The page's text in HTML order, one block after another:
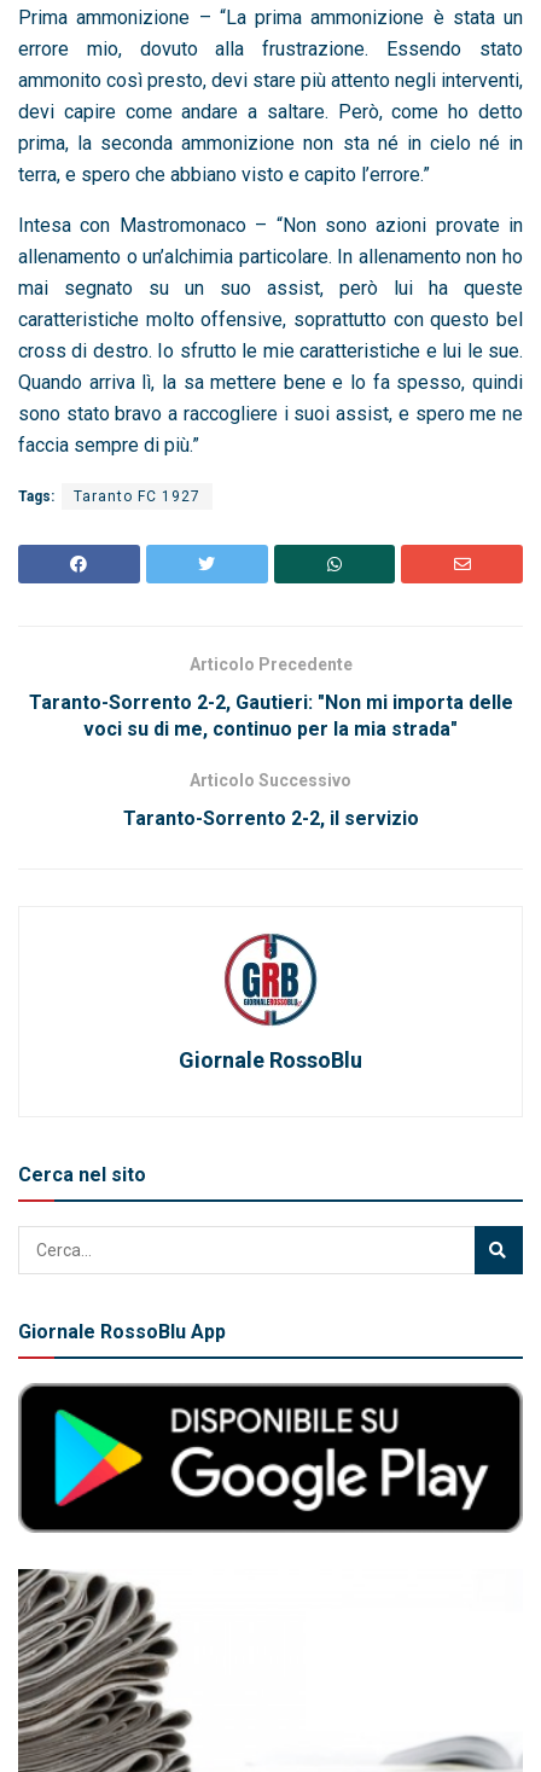
Prima ammonizione – “La prima ammonizione è stata un
errore mio, dovuto alla frustrazione. Essendo stato
ammonito così presto, devi stare più attento negli interventi,
devi capire come andare a saltare. Però, come ho detto
prima, la seconda ammonizione non sta né in cielo né in
terra, e spero che abbiano visto e capito l’errore.”
Intesa con Mastromonaco – “Non sono azioni provate in
allenamento o un’alchimia particolare. In allenamento non ho
mai segnato su un suo assist, però lui ha queste
caratteristiche molto offensive, soprattutto con questo bel
cross di destro. Io sfrutto le mie caratteristiche e lui le sue.
Quando arriva lì, la sa mettere bene e lo fa spesso, quindi
sono stato bravo a raccogliere i suoi assist, e spero me ne
faccia sempre di più.”
Tags: Taranto FC 1927
Articolo Precedente
Taranto-Sorrento 2-2, Gautieri: "Non mi importa delle
voci su di me, continuo per la mia strada"
Articolo Successivo
Taranto-Sorrento 2-2, il servizio
Giornale RossoBlu
Cerca nel sito
Giornale RossoBlu App